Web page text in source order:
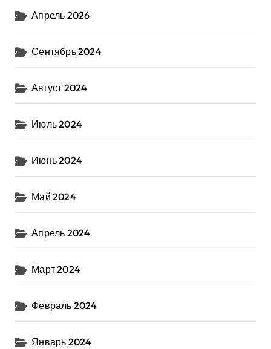
Апрель 2026
Сентябрь 2024
Август 2024
Июль 2024
Июнь 2024
Май 2024
Апрель 2024
Март 2024
Февраль 2024
Январь 2024